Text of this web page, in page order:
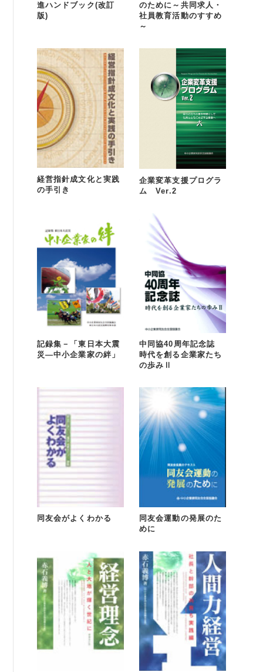
進ハンドブック(改訂
版)
のために～共同求人・
社員教育活動のすすめ
～
経営指針成文化と実践
の手引き
企業変革支援プログラ
ム Ver.2
記録集－「東日本大震
災―中小企業家の絆」
中同協40周年記念誌
時代を創る企業家たち
の歩みⅡ
同友会がよくわかる
同友会運動の発展のた
めに